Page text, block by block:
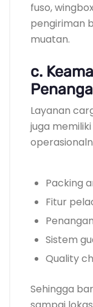
fuso,
pengiriman
muatan.
c.
Layanan
juga
Packing
Fitur
Sistem
Quality
Sehingga